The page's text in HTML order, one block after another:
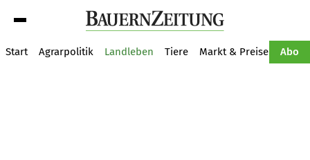
Start Agrarpolitik Landleben Tiere Markt & Preise Abo